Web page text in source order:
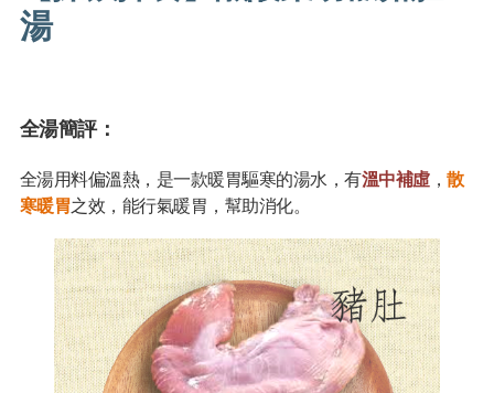
湯
全湯簡評：
全湯用料偏溫熱，是一款暖胃驅寒的湯水，有溫中補虛，散
寒暖胃之效，能行氣暖胃，幫助消化。